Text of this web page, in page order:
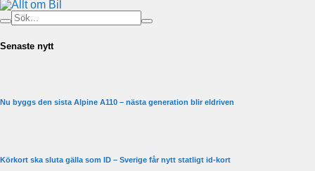
Senaste nytt
Nu byggs den sista Alpine A110 – nästa generation blir eldriven
Körkort ska sluta gälla som ID – Sverige får nytt statligt id-kort